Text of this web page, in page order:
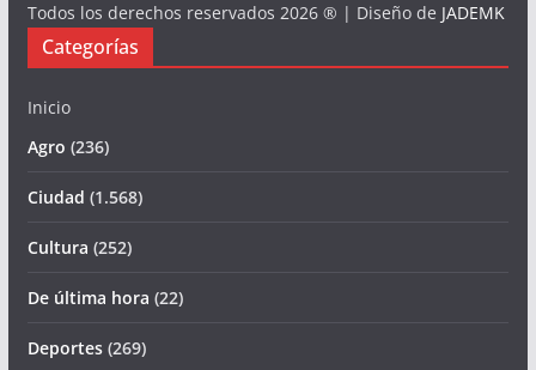
Todos los derechos reservados 2026 ® | Diseño de JADEMK
Categorías
Inicio
Agro (236)
Ciudad (1.568)
Cultura (252)
De última hora (22)
Deportes(269)